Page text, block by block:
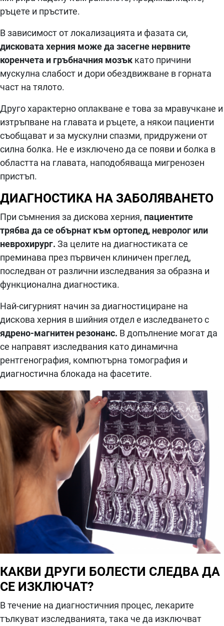
ръцете и пръстите.
В зависимост от локализацията и фазата си,
дисковата херния може да засегне нервните
коренчета и гръбначния мозък като причини
мускулна слабост и дори обездвижване в горната
част на тялото.
Друго характерно оплакване е това за мравучкане и
изтръпване на главата и ръцете, а някои пациенти
съобщават и за мускулни спазми, придружени от
силна болка. Не е изключено да се появи и болка в
областта на главата, наподобяваща мигренозен
пристъп.
ДИАГНОСТИКА НА ЗАБОЛЯВАНЕТО
При съмнения за дискова херния, пациентите
трябва да се обърнат към ортопед, невролог или
неврохирург. За целите на диагностиката се
преминава през първичен клиничен преглед,
последван от различни изследвания за образна и
функционална диагностика.
Най-сигурният начин за диагностициране на
дискова херния в шийния отдел е изследването с
ядрено-магнитен резонанс. В допълнение могат да
се направят изследвания като динамична
рентгенография, компютърна томография и
диагностична блокада на фасетите.
КАКВИ ДРУГИ БОЛЕСТИ СЛЕДВА ДА
СЕ ИЗКЛЮЧАТ?
В течение на диагностичния процес, лекарите
тълкуват изследванията, така че да изключват